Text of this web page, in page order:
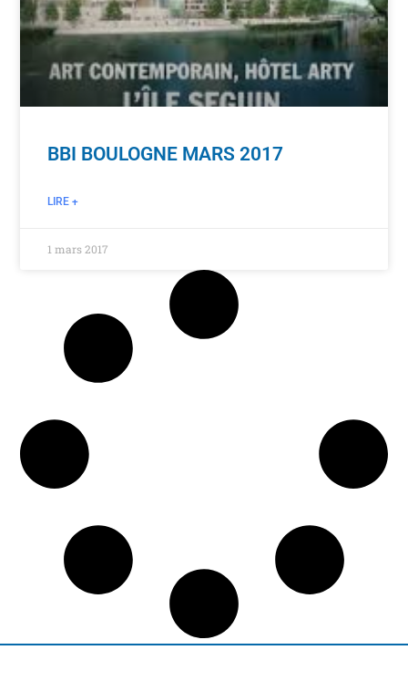
BBI BOULOGNE MARS 2017
LIRE +
1 mars 2017